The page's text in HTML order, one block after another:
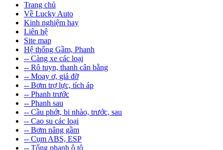
Trang chủ
Về Lucky Auto
Kinh nghiệm hay
Liên hệ
Site map
Hệ thống Gầm, Phanh
-- Càng xe các loại
-- Rô tuyn, thanh cân bằng
-- Moay ơ, giá đỡ
-- Bơm trợ lực, tích áp
-- Phanh trước
-- Phanh sau
-- Cầu phớt, bi nhào, trước, sau
-- Cao su các loại
-- Bơm nâng gầm
-- Cụm ABS, ESP
-- Tổng phanh ô tô